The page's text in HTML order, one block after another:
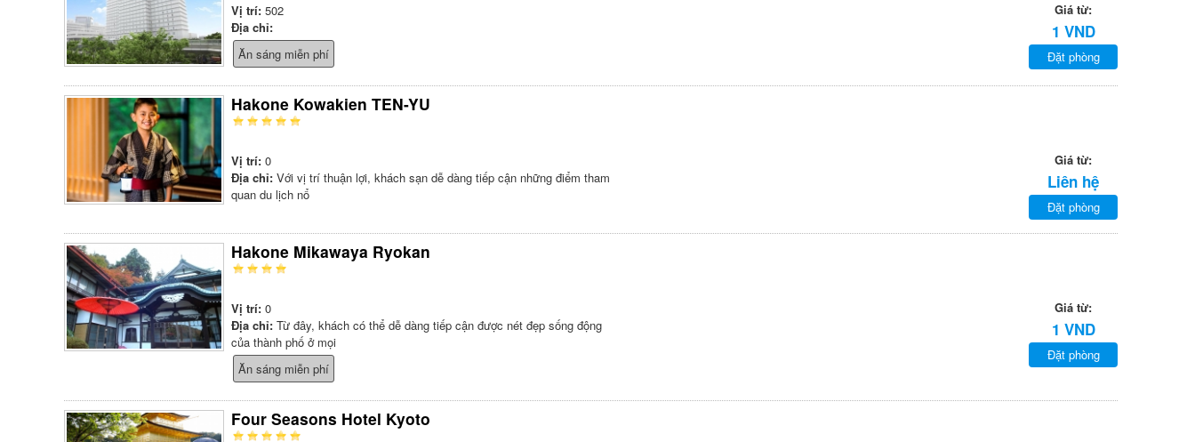
Vị trí: 502
Địa chỉ:
Ăn sáng miễn phí
Giá từ:
1 VND
Đặt phòng
Hakone Kowakien TEN-YU
Vị trí: 0
Địa chỉ: Với vị trí thuận lợi, khách sạn dễ dàng tiếp cận những điểm tham
quan du lịch nổ
Giá từ:
Liên hệ
Đặt phòng
Hakone Mikawaya Ryokan
Vị trí: 0
Địa chỉ: Từ đây, khách có thể dễ dàng tiếp cận được nét đẹp sống động
của thành phố ở mọi
Ăn sáng miễn phí
Giá từ:
1 VND
Đặt phòng
Four Seasons Hotel Kyoto